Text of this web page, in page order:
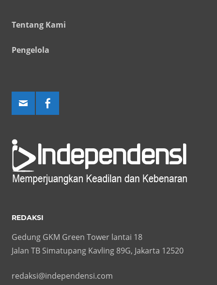
Tentang Kami
Pengelola
REDAKSI
Gedung GKM Green Tower lantai 18
Jalan TB Simatupang Kavling 89G, Jakarta 12520
redaksi@independensi.com